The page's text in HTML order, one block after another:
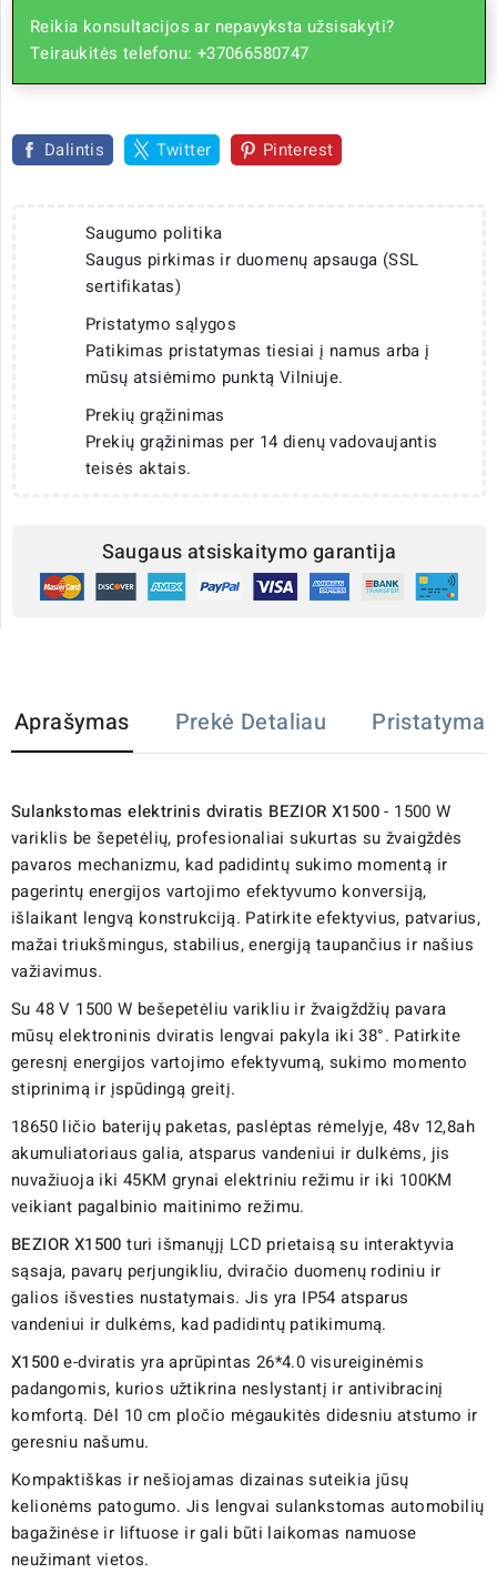
Reikia konsultacijos ar nepavyksta užsisakyti?
Teiraukitės telefonu: +37066580747
Dalintis Twitter Pinterest
Saugumo politika
Saugus pirkimas ir duomenų apsauga (SSL
sertifikatas)
Pristatymo sąlygos
Patikimas pristatymas tiesiai į namus arba į
mūsų atsiėmimo punktą Vilniuje.
Prekių grąžinimas
Prekių grąžinimas per 14 dienų vadovaujantis
teisės aktais.
Saugaus atsiskaitymo garantija
Aprašymas Prekė Detaliau Pristatymas
Sulankstomas elektrinis dviratis BEZIOR X1500- 1500 W
variklis be šepetėlių, profesionaliai sukurtas su žvaigždės
pavaros mechanizmu, kad padidintų sukimo momentą ir
pagerintų energijos vartojimo efektyvumo konversiją,
išlaikant lengvą konstrukciją. Patirkite efektyvius, patvarius,
mažai triukšmingus, stabilius, energiją taupančius ir našius
važiavimus.
Su 48 V 1500 W bešepetėliu varikliu ir žvaigždžių pavara
mūsų elektroninis dviratis lengvai pakyla iki 38°. Patirkite
geresnį energijos vartojimo efektyvumą, sukimo momento
stiprinimą ir įspūdingą greitį.
18650 ličio baterijų paketas, paslėptas rėmelyje, 48v 12,8ah
akumuliatoriaus galia, atsparus vandeniui ir dulkėms, jis
nuvažiuoja iki 45KM grynai elektriniu režimu ir iki 100KM
veikiant pagalbinio maitinimo režimu.
BEZIOR X1500 turi išmanųjį LCD prietaisą su interaktyvia
sąsaja, pavarų perjungikliu, dviračio duomenų rodiniu ir
galios išvesties nustatymais. Jis yra IP54 atsparus
vandeniui ir dulkėms, kad padidintų patikimumą.
X1500e-dviratis yra aprūpintas 26*4.0 visureiginėmis
padangomis, kurios užtikrina neslystantį ir antivibracinį
komfortą. Dėl 10 cm pločio mėgaukitės didesniu atstumo ir
geresniu našumu.
Kompaktiškas ir nešiojamas dizainas suteikia jūsų
kelionėms patogumo. Jis lengvai sulankstomas automobilių
bagažinėse ir liftuose ir gali būti laikomas namuose
neužimant vietos.